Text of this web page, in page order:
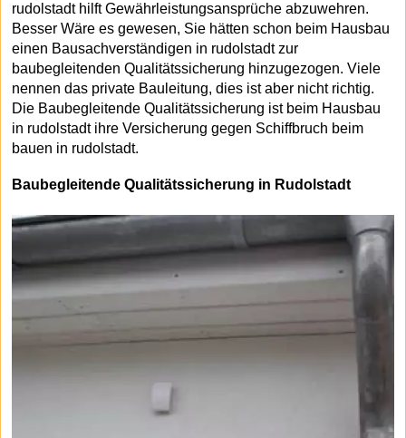
rudolstadt hilft Gewährleistungsansprüche abzuwehren.
Besser Wäre es gewesen, Sie hätten schon beim Hausbau
einen Bausachverständigen in rudolstadt zur
baubegleitenden Qualitätssicherung hinzugezogen. Viele
nennen das private Bauleitung, dies ist aber nicht richtig.
Die Baubegleitende Qualitätssicherung ist beim Hausbau
in rudolstadt ihre Versicherung gegen Schiffbruch beim
bauen in rudolstadt.
Baubegleitende Qualitätssicherung in Rudolstadt